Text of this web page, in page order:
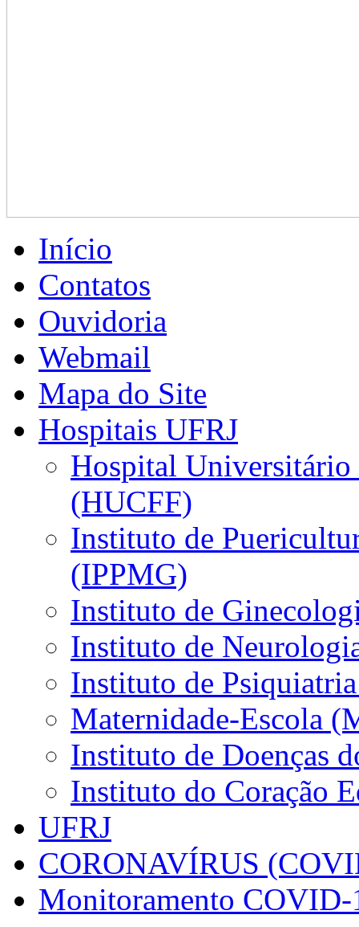
Início
Contatos
Ouvidoria
Webmail
Mapa do Site
Hospitais UFRJ
Hospital
(HUCFF)
Instituto de
(IPPMG)
Instituto de
Instituto de
Instituto de
Maternidade-Escola
Instituto de Doenças
Instituto do Coração
UFRJ
CORONAVÍRUS
Monitoramento COVID-